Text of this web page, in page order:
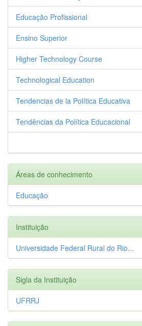
Educação Profissional
Ensino Superior
Higher Technology Course
Technological Education
Tendencias de la Política Educativa
Tendências da Política Educacional
Áreas de conhecimento
Educação
Instituição
Universidade Federal Rural do Rio...
Sigla da Instituição
UFRRJ